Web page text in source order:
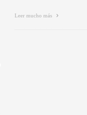
Leer mucho más